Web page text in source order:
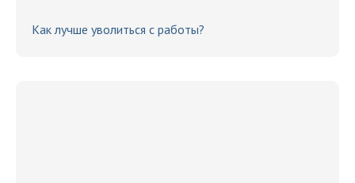
Как лучше уволиться с работы?